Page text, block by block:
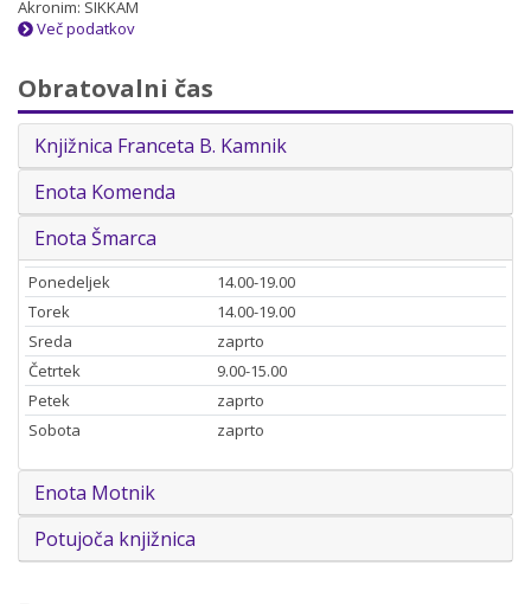
Akronim: SIKKAM
Več podatkov
Obratovalni čas
Knjižnica Franceta B. Kamnik
Enota Komenda
Enota Šmarca
Ponedeljek
14.00-19.00
Torek
14.00-19.00
Sreda
zaprto
Četrtek
9.00-15.00
Petek
zaprto
Sobota
zaprto
Enota Motnik
Potujoča knjižnica